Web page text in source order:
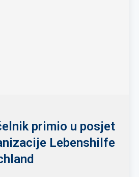
primio u posjet
Lebenshilfe